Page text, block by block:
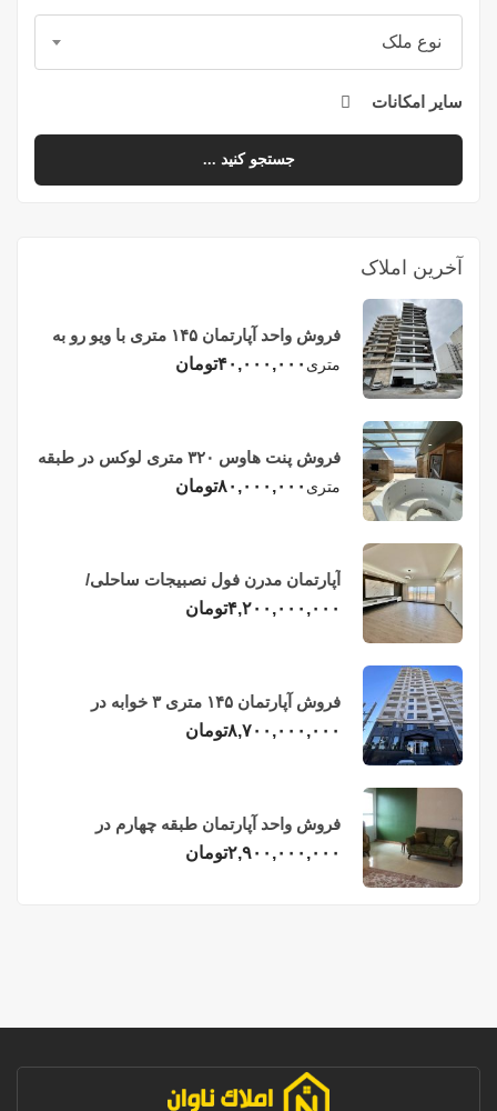
نوع ملک
سایر امکانات
جستجو کنید ...
آخرین املاک
فروش واحد آپارتمان ۱۴۵ متری با ویو رو به
دریا در فریدونکنار
متری ۴۰,۰۰۰,۰۰۰تومان
فروش پنت هاوس ۳۲۰ متری لوکس در طبقه
چهاردهم فریدونکنار
متری ۸۰,۰۰۰,۰۰۰تومان
آپارتمان مدرن فول نصبیجات ساحلی/
فریدونکنار
۴,۲۰۰,۰۰۰,۰۰۰تومان
فروش آپارتمان ۱۴۵ متری ۳ خوابه در
فریدونکنار
۸,۷۰۰,۰۰۰,۰۰۰تومان
فروش واحد آپارتمان طبقه چهارم در
فریدونکنار
۲,۹۰۰,۰۰۰,۰۰۰تومان